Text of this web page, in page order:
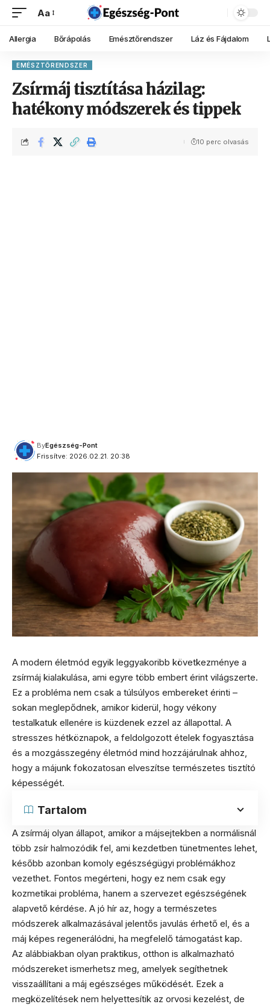
Aa
Allergia Bőrápolás Emésztőrendszer Láz és Fájdalom
EMÉSZTŐRENDSZER
Zsírmáj tisztítása házilag:
hatékony módszerek és tippek
Frissítve: 2026.02.21. 20:38
ByEgészség-Pont
10 perc olvasás
A modern életmód egyik leggyakoribb következménye a
zsírmáj kialakulása, ami egyre több embert érint világszerte.
Ez a probléma nem csak a túlsúlyos embereket érinti –
sokan meglepődnek, amikor kiderül, hogy vékony
testalkatuk ellenére is küzdenek ezzel az állapottal. A
stresszes hétköznapok, a feldolgozott ételek fogyasztása
és a mozgásszegény életmód mind hozzájárulnak ahhoz,
hogy a májunk fokozatosan elveszítse természetes tisztító
képességét.
Tartalom
A zsírmáj olyan állapot, amikor a májsejtekben a normálisnál
több zsír halmozódik fel, ami kezdetben tünetmentes lehet,
később azonban komoly egészségügyi problémákhoz
vezethet. Fontos megérteni, hogy ez nem csak egy
kozmetikai probléma, hanem a szervezet egészségének
alapvető kérdése. A jó hír az, hogy a természetes
módszerek alkalmazásával jelentős javulás érhető el, és a
máj képes regenerálódni, ha megfelelő támogatást kap.
Az alábbiakban olyan praktikus, otthon is alkalmazható
módszereket ismerhetsz meg, amelyek segíthetnek
visszaállítani a máj egészséges működését. Ezek a
megközelítések nem helyettesítik az orvosi kezelést, de